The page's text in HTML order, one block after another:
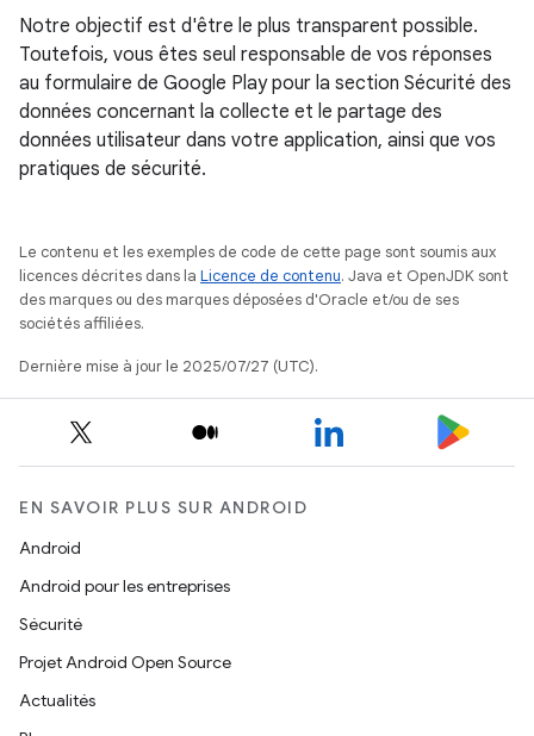
Notre objectif est d'être le plus transparent possible.
Toutefois, vous êtes seul responsable de vos réponses
au formulaire de Google Play pour la section Sécurité des
données concernant la collecte et le partage des
données utilisateur dans votre application, ainsi que vos
pratiques de sécurité.
Le contenu et les exemples de code de cette page sont soumis aux
licences décrites dans la Licence de contenu. Java et OpenJDK sont
des marques ou des marques déposées d'Oracle et/ou de ses
sociétés affiliées.
Dernière mise à jour le 2025/07/27 (UTC).
EN SAVOIR PLUS SUR ANDROID
Android
Android pour les entreprises
Sécurité
Projet Android Open Source
Actualités